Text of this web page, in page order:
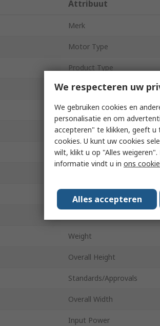
Attribuut
Merk
Motor Type
Product Type
Orbit Size
Pad Size
Speed
Voltage
Cable Length
Weight
Overall Height
Standards/Approvals
Overall Width
Input Power
We respecteren uw
We gebruiken cookies en
personalisatie en om
accepteren" te klikken, geeft
cookies. U kunt uw cookies
wilt, klikt u op "Alles
informatie vindt u in ons
Alles accepteren